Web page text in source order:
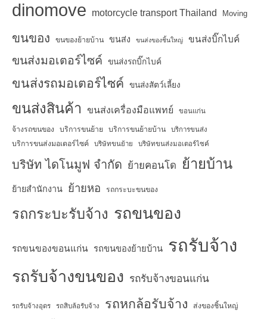
dinomove motorcycle transport Thailand Moving
ขนของ ขนของย้ายบ้าน ขนส่ง ขนส่งของชิ้นใหญ่ ขนส่งบิ๊กไบค์
ขนส่งมอเตอร์ไซค์ ขนส่งรถบิ๊กไบค์
ขนส่งรถมอเตอร์ไซค์ ขนส่งสัตว์เลี้ยง
ขนส่งสินค้า ขนส่งเครื่องมือแพทย์ ขอนแก่น
จ้างรถขนของ บริการขนย้าย บริการขนย้ายบ้าน บริการขนส่ง
บริการขนส่งมอเตอร์ไซค์ บริษัทขนย้าย บริษัทขนส่งมอเตอร์ไซค์
บริษัท ไดโนมูฟ จำกัด ย้ายคอนโด ย้ายบ้าน
ย้ายสำนักงาน ย้ายหอ รถกระบะขนของ
รถกระบะรับจ้าง รถขนของ
รถขนของขอนแก่น รถขนของย้ายบ้าน รถรับจ้าง
รถรับจ้างขนของ รถรับจ้างขอนแก่น
รถรับจ้างอุดร รถสิบล้อรับจ้าง รถหกล้อรับจ้าง ส่งของชิ้นใหญ่